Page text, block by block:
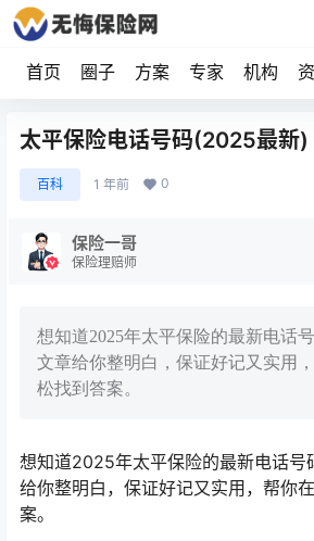
首页 圈子 方案 专家 机构
太平保险电话号码(2025最新)
百科 1 年前 0
保险一哥
保险理赔师
想知道2025年太平保险的最新电话
文章给你整明白，保证好记又实用
松找到答案。
想知道2025年太平保险的最新电话号
给你整明白，保证好记又实用，帮你
案。